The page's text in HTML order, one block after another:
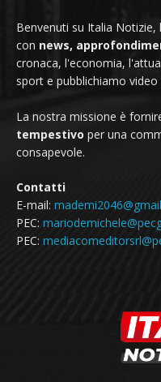
Benvenuti su Italia
con news,
cronaca, l'economia,
sport e pubblichiamo
La nostra missione è
tempestivo per una
consapevole.
Contatti
E-mail:
PEC:
PEC: